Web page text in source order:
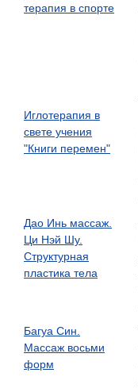
терапия в спорте
Иглотерапия в
свете учения
"Книги перемен"
Дао Инь массаж.
Ци Нэй Шу.
Структурная
пластика тела
Багуа Син.
Массаж восьми
форм